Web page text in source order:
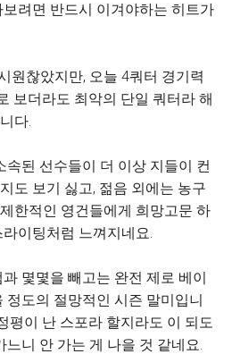
려면 반드시 이겨야하는 히트가
원찮았지만, 오늘 4쿼터 경기력
보더라도 최악의 단일 쿼터라 해
다.
속된 선수들이 더 이상 지들이 컨
도 보기 싫고, 젊음 외에는 농구
한적인 영건들에게 희망고문 하
이팅처럼 느껴지네요.
몇몇을 빼고는 완전 제로 베이
정도의 절망적인 시즌 말미입니
평이 난 스포라 할지라도 이 되도
느니 안 가는 게 나을 것 같네요.